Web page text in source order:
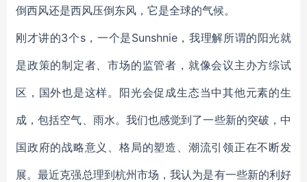
倒西风还是西风压倒东风，它是全球的气候。
刚才讲的3个s，一个是Sunshnie，我理解所谓的阳光就
是政策的制定者、市场的监管者，就像会议主办方综试
区，国外也是这样。阳光会促成生态当中其他元素的生
成，包括空气、雨水。我们也感觉到了一些新的突破，中
国政府的战略意义、格局的塑造、潮流引领正在不断发
展。最近克强总理到杭州市场，我认为是有一些新的利好